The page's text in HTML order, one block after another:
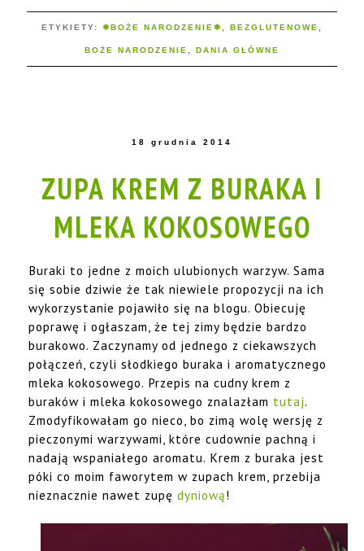
ETYKIETY: ❅BOŻE NARODZENIE❅, BEZGLUTENOWE,
BOŻE NARODZENIE, DANIA GŁÓWNE
18 grudnia 2014
ZUPA KREM Z BURAKA I
MLEKA KOKOSOWEGO
Buraki to jedne z moich ulubionych warzyw. Sama
się sobie dziwie że tak niewiele propozycji na ich
wykorzystanie pojawiło się na blogu. Obiecuję
poprawę i ogłaszam, że tej zimy będzie bardzo
burakowo. Zaczynamy od jednego z ciekawszych
połączeń, czyli słodkiego buraka i aromatycznego
mleka kokosowego. Przepis na cudny krem z
buraków i mleka kokosowego znalazłam tutaj.
Zmodyfikowałam go nieco, bo zimą wolę wersję z
pieczonymi warzywami, które cudownie pachną i
nadają wspaniałego aromatu. Krem z buraka jest
póki co moim faworytem w zupach krem, przebija
nieznacznie nawet zupę dyniową!